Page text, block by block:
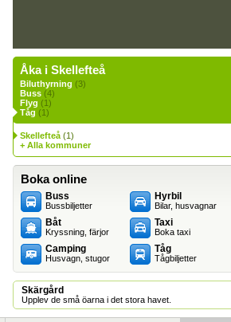
Åka i Skellefteå
Biluthyrning (3)
Buss (4)
Flyg (1)
Tåg (1)
Skellefteå (1)
+ Alla kommuner
Boka online
Buss
Bussbiljetter
Båt
Kryssning, färjor
Camping
Husvagn, stugor
Hyrbil
Bilar, husvagnar
Taxi
Boka taxi
Tåg
Tågbiljetter
Skärgård
Upplev de små öarna i det stora havet.